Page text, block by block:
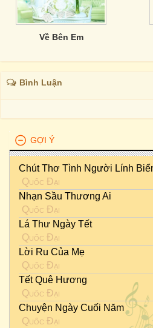
Về Bên Em
Bình Luận
GỢI Ý
Chút Thơ Tình Người Lính
Quốc Đại
Nhạn Sầu Thương Ai
Quốc Đại
Lá Thư Ngày Tết
Quốc Đại
Lời Ru Của Mẹ
Quốc Đại
Tết Quê Hương
Quốc Đại
Chuyện Ngày Cuối Năm
Quốc Đại